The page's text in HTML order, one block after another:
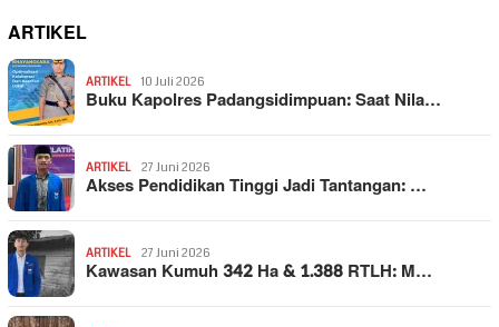
ARTIKEL
ARTIKEL 10 Juli 2026
Buku Kapolres Padangsidimpuan: Saat Nila…
ARTIKEL 27 Juni 2026
Akses Pendidikan Tinggi Jadi Tantangan: …
ARTIKEL 27 Juni 2026
Kawasan Kumuh 342 Ha & 1.388 RTLH: M…